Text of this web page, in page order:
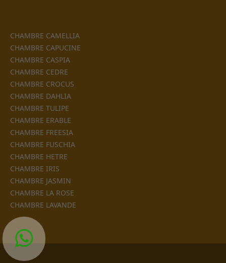
CHAMBRE CAMELLIA
CHAMBRE CAPUCINE
CHAMBRE CASPIA
CHAMBRE CEDRE
CHAMBRE CROCUS
CHAMBRE DAHLIA
CHAMBRE TULIPE
CHAMBRE ERABLE
CHAMBRE FREESIA
CHAMBRE FUSCHIA
CHAMBRE HETRE
CHAMBRE IRIS
CHAMBRE JASMIN
CHAMBRE LA ROSE
CHAMBRE LAVANDE